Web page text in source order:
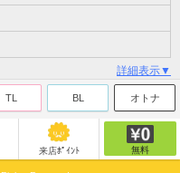
詳細表示▼
TL BL オトナ
来店ﾎﾟｲﾝﾄ 無料